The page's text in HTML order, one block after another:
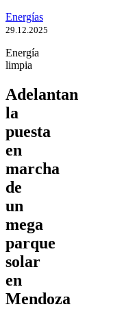
Energías
29.12.2025
Energía
limpia
Adelantan
la
puesta
en
marcha
de
un
mega
parque
solar
en
Mendoza